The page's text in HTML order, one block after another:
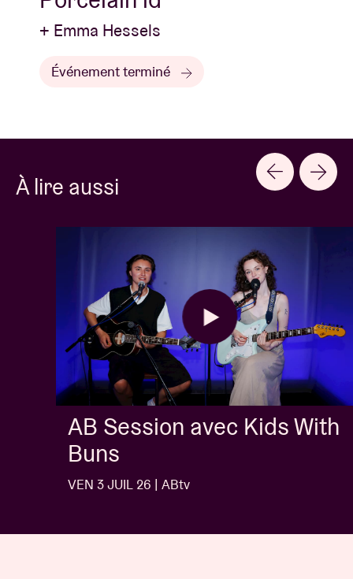
+ Emma Hessels
Événement terminé
À lire aussi
AB Session avec Kids With
Buns
VEN 3 JUIL 26 | ABtv